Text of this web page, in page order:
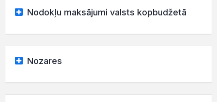
Nodokļu maksājumi valsts kopbudžetā
Nozares